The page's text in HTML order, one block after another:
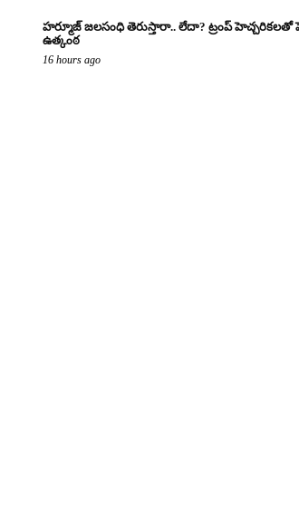
హర్మూజ్ జలసంధి తెరుస్తారా.. లేదా? ట్రంప్ హెచ్చరికలతో
ఉత్కంఠ
16 hours ago